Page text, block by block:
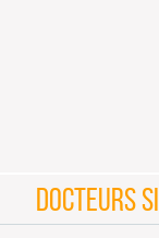
DOCTEURS